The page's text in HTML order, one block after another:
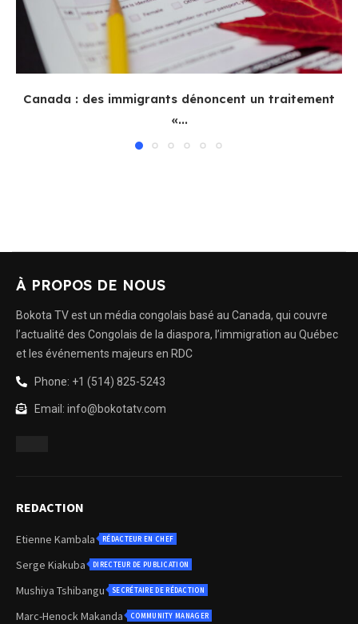
Canada : des immigrants dénoncent un traitement
«...
À PROPOS DE NOUS
Bokota TV est un média congolais basé au Canada, qui couvre
l’actualité des Congolais de la diaspora, l’immigration au Québec
et les événements majeurs en RDC
Phone: +1 (514) 825-5243
Email: info@bokotatv.com
REDACTION
Etienne Kambala RÉDACTEUR EN CHEF
Serge Kiakuba DIRECTEUR DE PUBLICATION
Mushiya Tshibangu SECRÉTAIRE DE RÉDACTION
Marc-Henock Makanda COMMUNITY MANAGER